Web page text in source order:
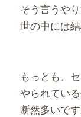
そう言うや
世の中には結
もっとも、
やられている
断然多いです